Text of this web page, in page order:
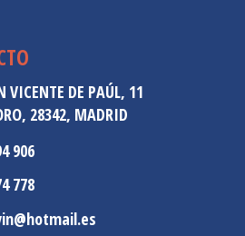
VICENTE DE PAÚL, 11
28342, MADRID
906
778
hotmail.es